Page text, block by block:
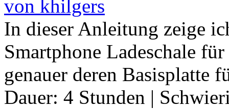
von khilgers
In dieser Anleitung zeige
Smartphone Ladeschale
genauer deren Basisplatte
Dauer: 4 Stunden |